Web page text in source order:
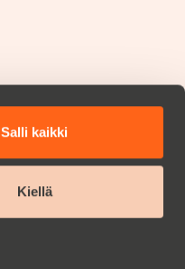
Salli kaikki
Kiellä